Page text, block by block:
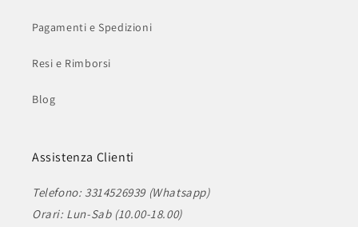
Pagamenti e Spedizioni
Resi e Rimborsi
Blog
Assistenza Clienti
Telefono: 3314526939 (Whatsapp)
Orari: Lun-Sab (10.00-18.00)